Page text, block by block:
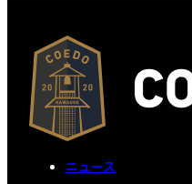
ニュース